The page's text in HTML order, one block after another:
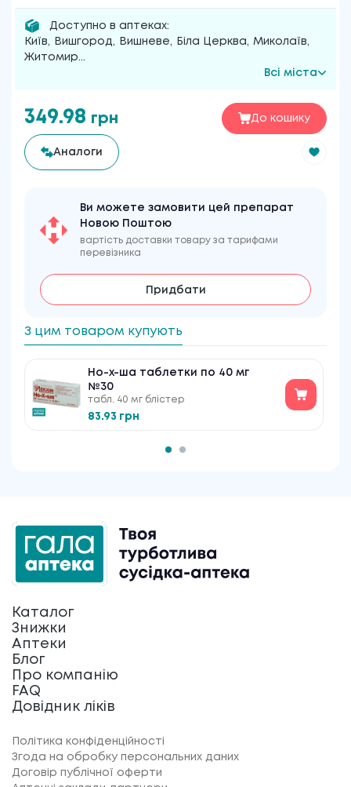
Доступно в аптеках:
Київ, Вишгород, Вишневе, Біла Церква, Миколаїв,
Житомир...
Всі міста
349.98 грн До кошику
Аналоги
Ви можете замовити цей препарат
Новою Поштою
вартість доставки товару за тарифами
перевізника
Придбати
З цим товаром купують
Но-х-ша таблетки по 40 мг
№30
табл. 40 мг блістер
83.93 грн
Каталог
Знижки
Аптеки
Блог
Про компанію
FAQ
Довідник ліків
Політика конфіденційності
Згода на обробку персональних даних
Договір публічної оферти